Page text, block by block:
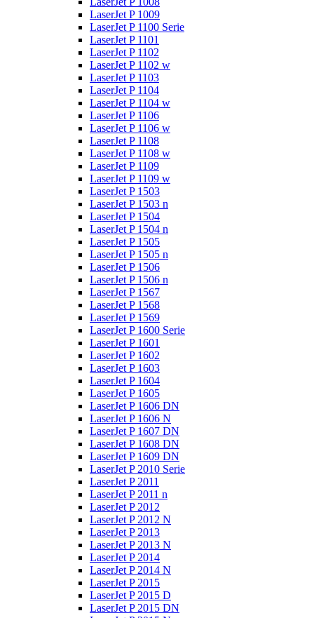
LaserJet P 1009
LaserJet P 1100 Serie
LaserJet P 1101
LaserJet P 1102
LaserJet P 1102 w
LaserJet P 1103
LaserJet P 1104
LaserJet P 1104 w
LaserJet P 1106
LaserJet P 1106 w
LaserJet P 1108
LaserJet P 1108 w
LaserJet P 1109
LaserJet P 1109 w
LaserJet P 1503
LaserJet P 1503 n
LaserJet P 1504
LaserJet P 1504 n
LaserJet P 1505
LaserJet P 1505 n
LaserJet P 1506
LaserJet P 1506 n
LaserJet P 1567
LaserJet P 1568
LaserJet P 1569
LaserJet P 1600 Serie
LaserJet P 1601
LaserJet P 1602
LaserJet P 1603
LaserJet P 1604
LaserJet P 1605
LaserJet P 1606 DN
LaserJet P 1606 N
LaserJet P 1607 DN
LaserJet P 1608 DN
LaserJet P 1609 DN
LaserJet P 2010 Serie
LaserJet P 2011
LaserJet P 2011 n
LaserJet P 2012
LaserJet P 2012 N
LaserJet P 2013
LaserJet P 2013 N
LaserJet P 2014
LaserJet P 2014 N
LaserJet P 2015
LaserJet P 2015 D
LaserJet P 2015 DN